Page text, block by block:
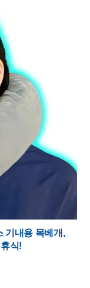
기내용 목베개,
식!